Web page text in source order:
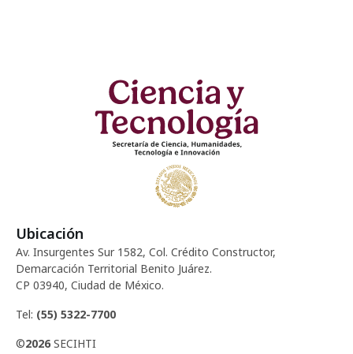
Ubicación
Av. Insurgentes Sur 1582, Col. Crédito Constructor,
Demarcación Territorial Benito Juárez.
CP 03940, Ciudad de México.
Tel: (55) 5322-7700
©2026 SECIHTI